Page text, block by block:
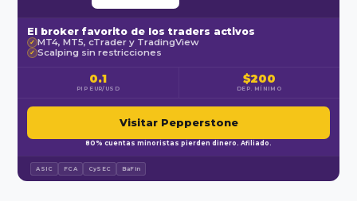
El broker favorito de los traders activos
✓ MT4, MT5, cTrader y TradingView
✓ Scalping sin restricciones
0.1
PIP EUR/USD
$200
DEP. MÍNIMO
Visitar Pepperstone
80% cuentas minoristas pierden dinero. Afiliado.
ASIC FCA CySEC BaFin